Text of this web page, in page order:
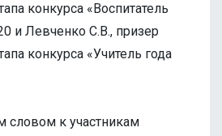
конкурса «Воспитатель
и Левченко С.В., призер
конкурса «Учитель года
словом к участникам